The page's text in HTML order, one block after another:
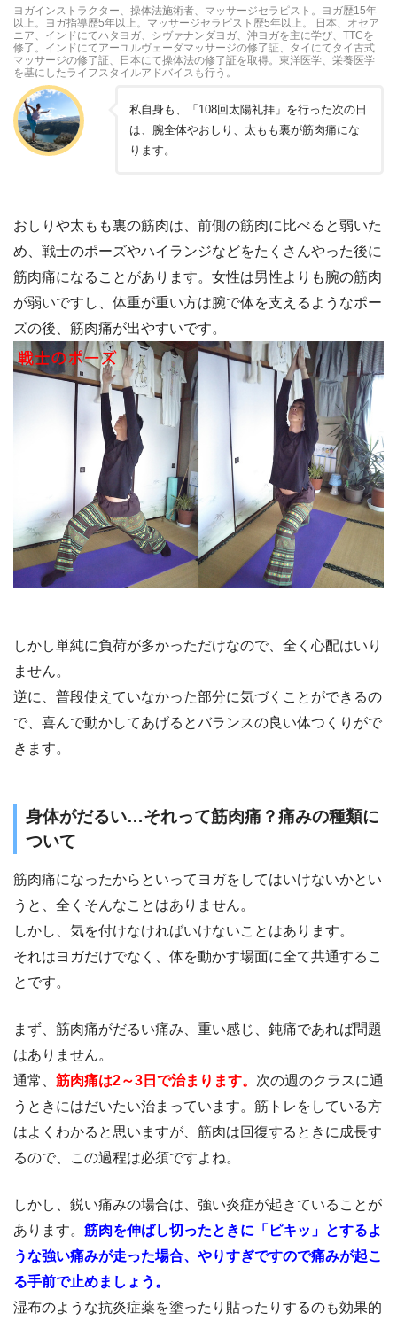
ヨガインストラクター、操体法施術者、マッサージセラピスト。ヨガ歴15年
以上。ヨガ指導歴5年以上。マッサージセラピスト歴5年以上。 日本、オセア
ニア、インドにてハタヨガ、シヴァナンダヨガ、沖ヨガを主に学び、TTCを
修了。インドにてアーユルヴェーダマッサージの修了証、タイにてタイ古式
マッサージの修了証、日本にて操体法の修了証を取得。東洋医学、栄養医学
を基にしたライフスタイルアドバイスも行う。
私自身も、「108回太陽礼拝」を行った次の日
は、腕全体やおしり、太もも裏が筋肉痛にな
ります。
おしりや太もも裏の筋肉は、前側の筋肉に比べると弱いた
め、戦士のポーズやハイランジなどをたくさんやった後に
筋肉痛になることがあります。女性は男性よりも腕の筋肉
が弱いですし、体重が重い方は腕で体を支えるようなポー
ズの後、筋肉痛が出やすいです。
しかし単純に負荷が多かっただけなので、全く心配はいり
ません。
逆に、普段使えていなかった部分に気づくことができるの
で、喜んで動かしてあげるとバランスの良い体つくりがで
きます。
身体がだるい…それって筋肉痛？痛みの種類に
ついて
筋肉痛になったからといってヨガをしてはいけないかとい
うと、全くそんなことはありません。
しかし、気を付けなければいけないことはあります。
それはヨガだけでなく、体を動かす場面に全て共通するこ
とです。
まず、筋肉痛がだるい痛み、重い感じ、鈍痛であれば問題
はありません。
通常、 筋肉痛は2～3日で治まります。 次の週のクラスに通
うときにはだいたい治まっています。筋トレをしている方
はよくわかると思いますが、筋肉は回復するときに成長す
るので、この過程は必須ですよね。
しかし、鋭い痛みの場合は、強い炎症が起きていることが
あります。 筋肉を伸ばし切ったときに「ピキッ」とするよ
うな強い痛みが走った場合、やりすぎですので痛みが起こ
る手前で止めましょう。
湿布のような抗炎症薬を塗ったり貼ったりするのも効果的